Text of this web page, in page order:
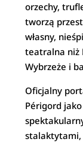
orzechy,
tworzą
własny,
teatralna niż
Wybrzeże i
Oficjalny
Périgord
stalaktytami,